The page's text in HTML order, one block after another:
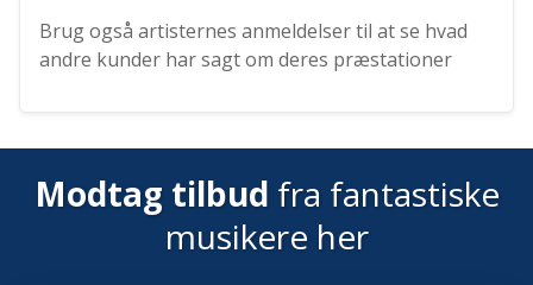
Brug også artisternes anmeldelser til at se hvad
andre kunder har sagt om deres præstationer
Modtag tilbud fra fantastiske
musikere her